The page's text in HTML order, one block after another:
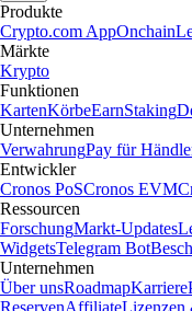
Produkte
Crypto.com AppOnchain
Märkte
Krypto
Funktionen
KartenKörbeEarnStaking
Unternehmen
VerwahrungPay für
Entwickler
Cronos PoSCronos EVM
Ressourcen
ForschungMarkt-Updates
WidgetsTelegram Bot
Unternehmen
Über unsRoadmapKarriere
ReservenAffiliateLizenzen